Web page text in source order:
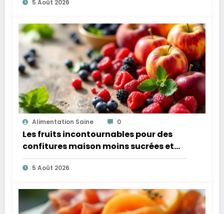
5 Août 2026
Alimentation Saine 0
Les fruits incontournables pour des
confitures maison moins sucrées et
plus légères
5 Août 2026